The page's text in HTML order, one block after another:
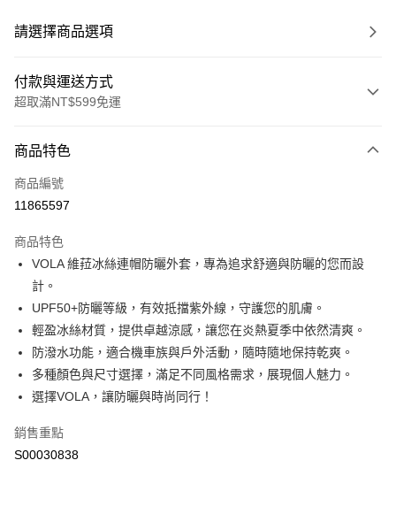
請選擇商品選項
付款與運送方式
超取滿NT$599免運
信用卡一次付款
超商取貨付款
Apple Pay
街口支付
全盈+PAY
ATM付款
運送方式
全家付款取貨
每筆NT$60，滿NT$599(含以上)免運費
商品特色
商品編號
11865597
商品特色
VOLA 維菈冰絲連帽防曬外套，專為追求舒適與防曬的您而設
計。
UPF50+防曬等級，有效抵擋紫外線，守護您的肌膚。
輕盈冰絲材質，提供卓越涼感，讓您在炎熱夏季中依然清爽。
防潑水功能，適合機車族與戶外活動，隨時隨地保持乾爽。
多種顏色與尺寸選擇，滿足不同風格需求，展現個人魅力。
選擇VOLA，讓防曬與時尚同行！
銷售重點
S00030838